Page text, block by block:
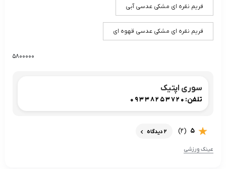
فریم نقره ای مشکی عدسی آبی
فریم نقره ای مشکی عدسی قهوه ای
۵۸۰۰۰۰۰
سوری اپتیک
تلفن: 09338253720
5
(2) 2 دیدگاه
عینک ورزشی